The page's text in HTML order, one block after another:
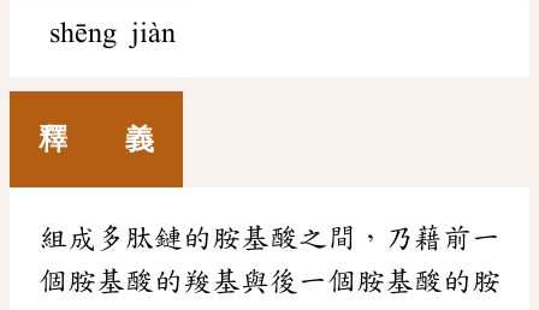
shēng jiàn
釋 義
組成多肽鏈的胺基酸之間，乃藉前一
個胺基酸的羧基與後一個胺基酸的胺